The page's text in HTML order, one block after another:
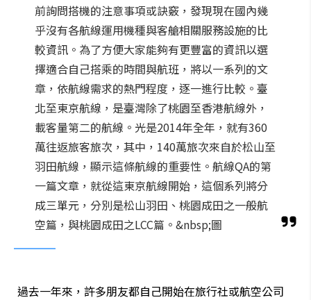
前詢問搭機的注意事項或訣竅，發現現在國內幾
乎沒有各航線運用機種與客艙相關服務設施的比
較資訊。為了方便大家能夠有更豐富的資訊以選
擇適合自己搭乘的時間與航班，將以一系列的文
章，依航線需求的熱門程度，逐一進行比較。臺
北至東京航線，是臺灣除了桃園至香港航線外，
載客量第二的航線。光是2014年全年，就有360
萬往返旅客旅次，其中，140萬旅次來自於松山至
羽田航線，顯示這條航線的重要性。航線QA的第
一篇文章，就從這東京航線開始，這個系列將分
成三單元，分別是松山羽田、桃園成田之一般航
空篇，與桃園成田之LCC篇。&nbsp;圖
過去一年來，許多朋友都自己開始在旅行社或航空公司